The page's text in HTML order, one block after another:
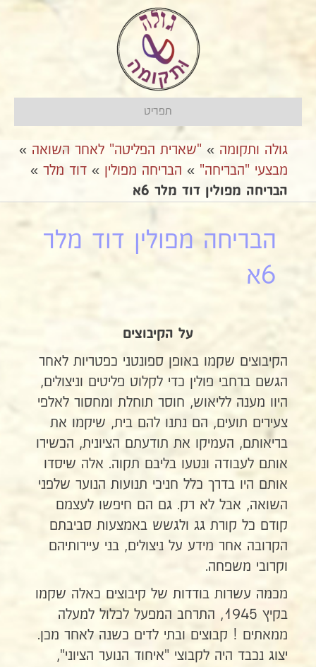
תפריט
גולה ותקומה » "שארית הפליטה" לאחר השואה »
מבצעי "הבריחה" » אהבריחה מפולין » דוד מלר »
הבריחה מפולין דוד מלר 6א
הבריחה מפולין דוד מלר
6א
על הקיבוצים
הקיבוצים שקמו באופן ספונטני כפטריות לאחר
הגשם ברחבי פולין כדי לקלוט פליטים וניצולים,
היוו מענה לליאוש, חוסר תוחלת ומחסור לאלפי
צעירים תועים, הם נתנו להם בית, שיקמו את
בריאותם, העמיקו את תודעתם הציונית, הכשירו
אותם לעבודה ונטעו בליבם תקוה. אלה שיסדו
אותם היו בדרך כלל חניכי תנועות הנוער שלפני
השואה, אבל לא רק. גם הם חיפשו לעצמם
קודם כל קורת גג ולגשש באמצעות סביבתם
הקרובה אחר מידע על ניצולים, בני עיירותיהם
וקרובי משפחה.
מכמה עשרות בודדות של קיבוצים כאלה שקמו
בקיץ 1945, התרחב המפעל לכלול למעלה
ממאתים ! קבוצים ובתי לדים כשנה לאחר מכן.
יצוג נכבד היה לקבוצי "איחוד הנוער הציוני",